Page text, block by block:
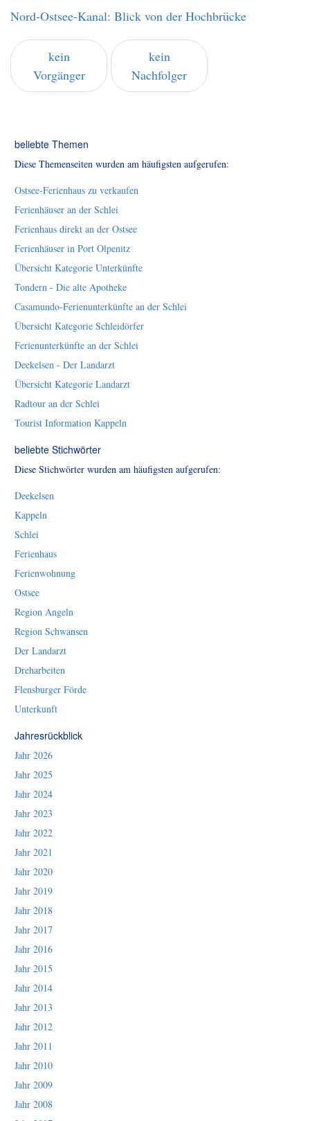
Nord-Ostsee-Kanal: Blick von der Hochbrücke
kein
Vorgänger
kein
Nachfolger
beliebte Themen
Diese Themenseiten wurden am häufigsten aufgerufen:
Ostsee-Ferienhaus zu verkaufen
Ferienhäuser an der Schlei
Ferienhaus direkt an der Ostsee
Ferienhäuser in Port Olpenitz
Übersicht Kategorie Unterkünfte
Tondern - Die alte Apotheke
Casamundo-Ferienunterkünfte an der Schlei
Übersicht Kategorie Schleidörfer
Ferienunterkünfte an der Schlei
Deekelsen - Der Landarzt
Übersicht Kategorie Landarzt
Radtour an der Schlei
Tourist Information Kappeln
beliebte Stichwörter
Diese Stichwörter wurden am häufigsten aufgerufen:
Deekelsen
Kappeln
Schlei
Ferienhaus
Ferienwohnung
Ostsee
Region Angeln
Region Schwansen
Der Landarzt
Dreharbeiten
Flensburger Förde
Unterkunft
Jahresrückblick
Jahr 2026
Jahr 2025
Jahr 2024
Jahr 2023
Jahr 2022
Jahr 2021
Jahr 2020
Jahr 2019
Jahr 2018
Jahr 2017
Jahr 2016
Jahr 2015
Jahr 2014
Jahr 2013
Jahr 2012
Jahr 2011
Jahr 2010
Jahr 2009
Jahr 2008